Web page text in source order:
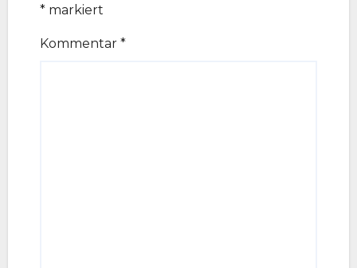
* markiert
Kommentar *